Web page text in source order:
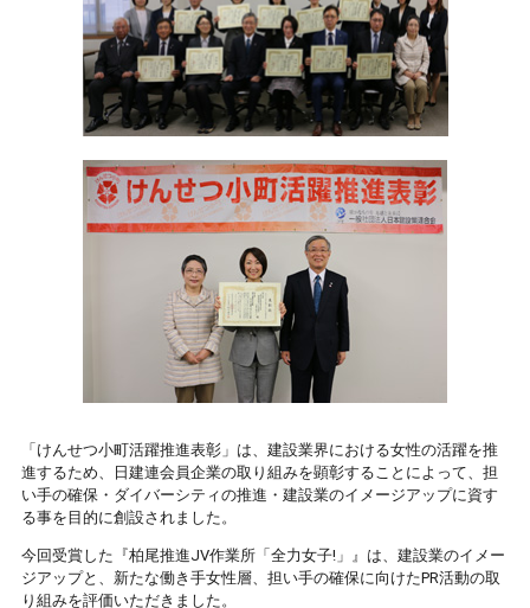
「けんせつ小町活躍推進表彰」は、建設業界における女性の活躍を推
進するため、日建連会員企業の取り組みを顕彰することによって、担
い手の確保・ダイバーシティの推進・建設業のイメージアップに資す
る事を目的に創設されました。
今回受賞した『柏尾推進JV作業所「全力女子!」』は、建設業のイメー
ジアップと、新たな働き手女性層、担い手の確保に向けたPR活動の取
り組みを評価いただきました。